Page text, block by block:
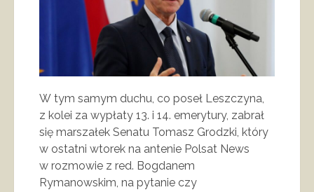
W tym samym duchu, co poseł Leszczyna,
z kolei za wypłaty 13. i 14. emerytury, zabrał
się marszałek Senatu Tomasz Grodzki, który
w ostatni wtorek na antenie Polsat News
w rozmowie z red. Bogdanem
Rymanowskim, na pytanie czy